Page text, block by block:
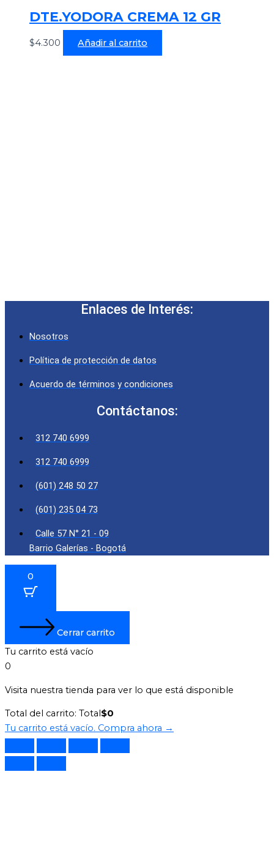
DTE.YODORA CREMA 12 GR
$4.300 Añadir al carrito
Enlaces de Interés:
Nosotros
Política de protección de datos
Acuerdo de términos y condiciones
Contáctanos:
312 740 6999
312 740 6999
(601) 248 50 27
(601) 235 04 73
Calle 57 N° 21 - 09
Barrio Galerías - Bogotá
0
Cerrar carrito
Tu carrito está vacío
0
Visita nuestra tienda para ver lo que está disponible
Total del carrito: Total$0
Tu carrito está vacío. Compra ahora →